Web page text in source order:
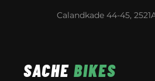
Calandkade 44-45,
SACHE BIKES